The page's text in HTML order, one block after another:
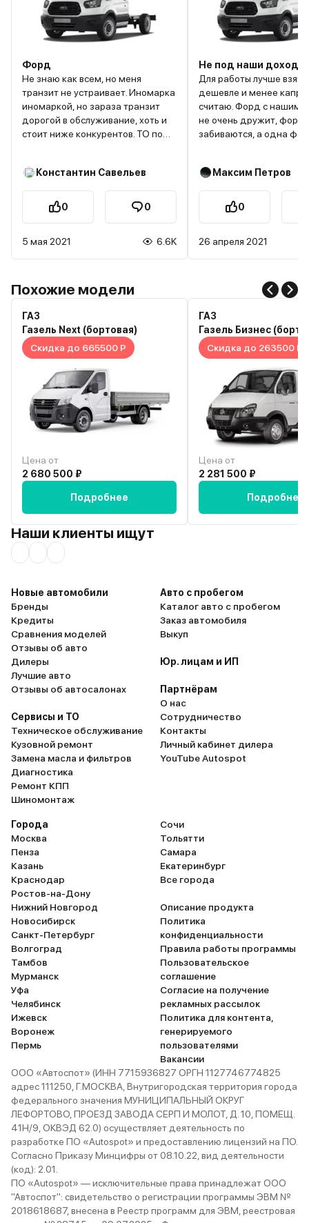
Форд
Не знаю как всем, но меня
транзит не устраивает. Иномарка
иномаркой, но зараза транзит
дорогой в обслуживание, хоть и
стоит ниже конкурентов. ТО под
гарантия поломки начинают
сыпаться одна за одной. У старых
транзитов было качество куда
неделю промывали всю
магистраль, и это тоже не из
Константин Савельев
0 0
5 мая 2021 6.6K
Не под наши доходы
Для работы лучше
дешевле и менее
считаю. Форд с нашим
не очень дружит,
забиваются, а одна
Форда тоже не самый
поэтому многие
на ГБО, после чего с
иначе задиры на
появятся, поэтому ТО
машина хорошо не для
постоянной работы, а
автомобиль для
для работы ему
хватает.
Максим Петров
0
26 апреля 2021
Похожие модели
ГАЗ
Газель Next (бортовая)
Скидка до 665500 Р
Цена от
2 680 500 ₽
Подробнее
ГАЗ
Газель Бизнес
Скидка до 263500 Р
Цена от
2 281 500 ₽
Подробнее
Наши клиенты ищут
Новые автомобили
Бренды
Кредиты
Сравнения моделей
Отзывы об авто
Дилеры
Лучшие авто
Отзывы об автосалонах
Сервисы и ТО
Техническое обслуживание
Кузовной ремонт
Замена масла и фильтров
Диагностика
Ремонт КПП
Шиномонтаж
Авто с пробегом
Каталог авто с пробегом
Заказ автомобиля
Выкуп
Юр. лицам и ИП
Партнёрам
О нас
Сотрудничество
Контакты
Личный кабинет дилера
YouTube Autospot
Города
Москва
Пенза
Казань
Краснодар
Ростов-на-Дону
Нижний Новгород
Новосибирск
Санкт-Петербург
Волгоград
Тамбов
Мурманск
Уфа
Челябинск
Ижевск
Воронеж
Пермь
Сочи
Тольятти
Самара
Екатеринбург
Все города
Описание продукта
Политика
конфиденциальности
Правила работы программы
Пользовательское
соглашение
Согласие на получение
рекламных рассылок
Политика для контента,
генерируемого
пользователями
Вакансии
ООО «Автоспот» (ИНН 7715936827 ОРГН 1127746774825
адрес 111250, Г.МОСКВА, Внутригородская территория города
федерального значения МУНИЦИПАЛЬНЫЙ ОКРУГ
ЛЕФОРТОВО, ПРОЕЗД ЗАВОДА СЕРП И МОЛОТ, Д. 10, ПОМЕЩ.
41Н/9, ОКВЭД 62.0) осуществляет деятельность по
разработке ПО «Autospot» и предоставлению лицензий на ПО.
Согласно Приказу Минцифры от 08.10.22, вид деятельности
(код): 2.01.
ПО «Autospot» — исключительные права принадлежат ООО
"Автоспот": свидетельство о регистрации программы ЭВМ №
2018618687, внесена в Реестр программ для ЭВМ, реестровая